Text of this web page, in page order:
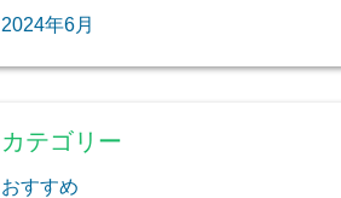
2024年6月
カテゴリー
おすすめ